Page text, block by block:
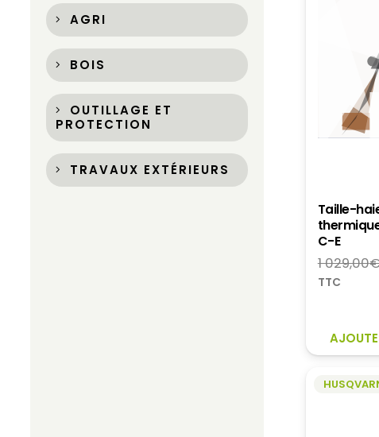
AGRI
BOIS
OUTILLAGE ET
PROTECTION
TRAVAUX EXTÉRIEURS
Taille-
C-E
1 029,00
TTC